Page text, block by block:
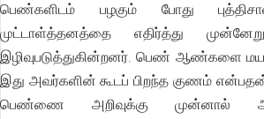
பெண்களிடம் பழகும் போது
முட்டாள்த்தனத்தை எதிர்த்து
இழிவுபடுத்துகின்றனர். பெண் ஆண்களை
இது அவர்களின் கூடப் பிறந்த குணம்
பெண்ணை அறிவுக்கு முன்னால்